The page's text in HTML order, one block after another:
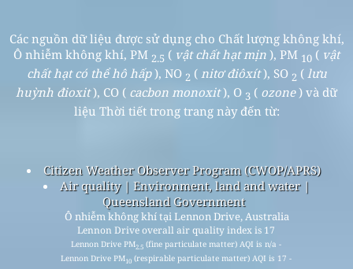
Các nguồn dữ liệu được sử dụng cho Chất lượng không khí,
Ô nhiễm không khí, PM 2.5 ( vật chất hạt mịn ), PM 10 ( vật
chất hạt có thể hô hấp), NO 2 ( nitơ điôxít), SO 2 ( lưu
huỳnh đioxit), CO ( cacbon monoxit), O 3 ( ozone) và dữ
liệu Thời tiết trong trang này đến từ:
Citizen Weather Observer Program (CWOP/APRS)
Air quality | Environment, land and water |
Queensland Government
Ô nhiễm không khí tại Lennon Drive, Australia
Lennon Drive overall air quality index is 17
Lennon Drive PM2.5 (fine particulate matter) AQI is n/a -
Lennon Drive PM10 (respirable particulate matter) AQI is 17 -